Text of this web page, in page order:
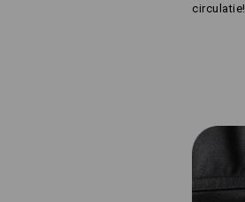
circulatie!